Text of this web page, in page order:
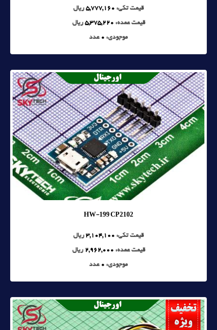
قیمت تکی: 5,777,160 ریال
قیمت عمده: 5,375,220 ریال
موجودی: 0 عدد
HW-199 CP2102
قیمت تکی: 3,104,100 ریال
قیمت عمده: 2,962,000 ریال
موجودی: 0 عدد